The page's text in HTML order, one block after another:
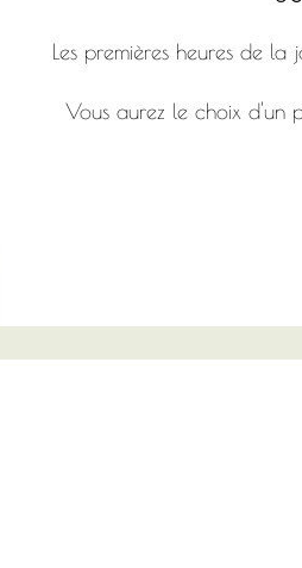
Les premières heures de
Vous aurez le choix d'un